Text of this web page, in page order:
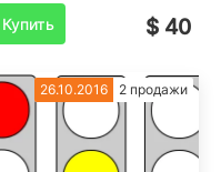
Купить
$ 40
26.10.2016 2 продажи